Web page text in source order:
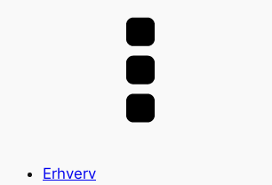
Erhverv